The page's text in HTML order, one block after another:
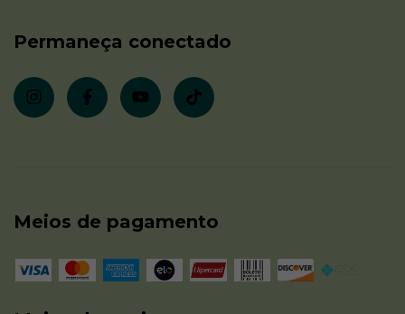
Permaneça conectado
Meios de pagamento